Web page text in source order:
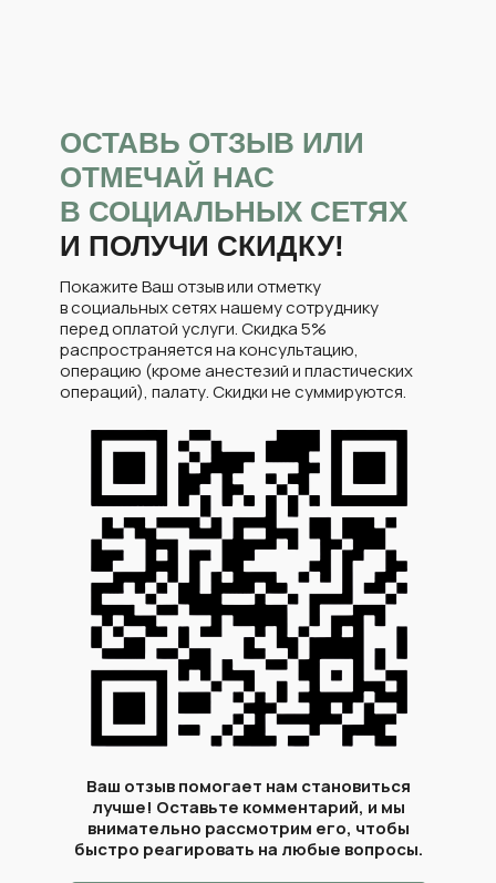
Блефаропластика верхних век
Блефаропластика нижних век
Круговая блефаропластика 65 000*
Аурикулопластика (отопластика) 2 уха 39 400*
Маммопластика (увеличение) 108 600*
Маммопластика (подтяжка без уменьшения или с
небольшим уменьшением)
118 600*
Редукционная маммопластика 128 600*
Маммопластика (увеличение имплантами +
подтяжка)
206 350*
Абдоминопластика классическая (с переносом
пупка и ушиванием диастаза) 1 категория
105 000*
Удаление подкожно-жировой клетчатки методом
вакуумной аспирации 1зона (размером с ладонь)
тело 1 степени сложности (живот, бедра, ягодицы,
30 000*
Покажите Ваш отзыв или отметку
в социальных сетях нашему сотруднику
перед оплатой услуги. Скидка 5%
распространяется на консультацию,
операцию (кроме анестезий и пластических
операций), палату. Скидки не суммируются.
Ваш отзыв помогает нам становиться
лучше! Оставьте комментарий, и мы
внимательно рассмотрим его, чтобы
быстро реагировать на любые вопросы.
ОСТАВЬ ОТЗЫВ ИЛИ
ОТМЕЧАЙ НАС
В СОЦИАЛЬНЫХ СЕТЯХ
И ПОЛУЧИ СКИДКУ!